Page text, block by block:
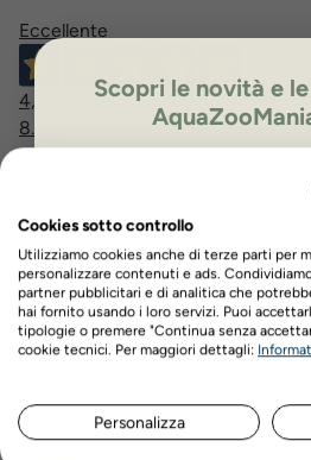
Eccellente
4,7
8.187
recensioni
Le nostre recensioni a 4 e 5 stelle.
Clicca qui per leggerle tutte >
Precedente
Successivo
Oggi
Acquirente verificato
Scopri le novità e
ISCRIVITI PER
DI
Nome
Cookies sotto controllo
Utilizziamo cookies anche di terze parti per
personalizzare contenuti e ads.
partner pubblicitari e di analitica che
hai fornito usando i loro servizi. Puoi
tipologie o premere "Continua senza
cookie tecnici. Per maggiori dettagli:
Personalizza